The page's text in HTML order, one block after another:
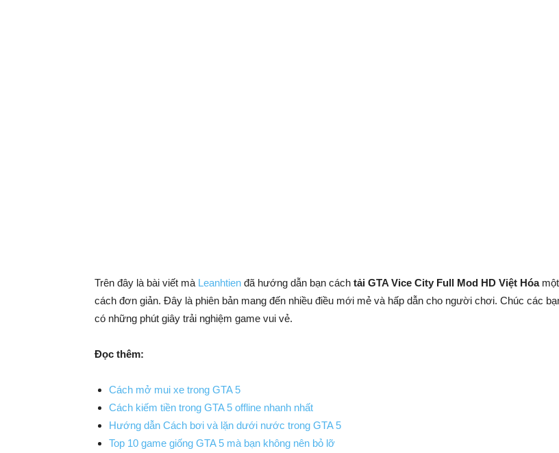
Trên đây là bài viết mà Leanhtien đã hướng dẫn bạn cách tải GTA Vice City Full Mod HD Việt Hóamột
cách đơn giản. Đây là phiên bản mang đến nhiều điều mới mẻ và hấp dẫn cho người chơi. Chúc các
có những phút giây trải nghiệm game vui vẻ.
Đọc thêm:
Cách mở mui xe trong GTA 5
Cách kiếm tiền trong GTA 5 offline nhanh nhất
Hướng dẫn Cách bơi và lặn dưới nước trong GTA 5
Top 10 game giống GTA 5 mà bạn không nên bỏ lỡ